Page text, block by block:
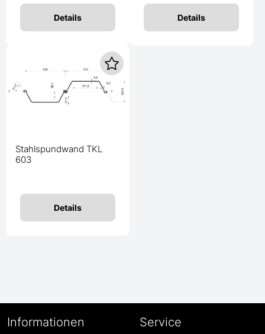
Details Details
Stahlspundwand TKL
603
Details
Informationen Service